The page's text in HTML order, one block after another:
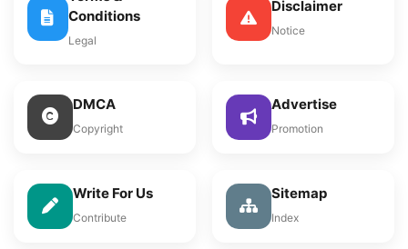
Conditions
Legal
Disclaimer
Notice
DMCA
Copyright
Advertise
Promotion
Write For Us
Contribute
Sitemap
Index